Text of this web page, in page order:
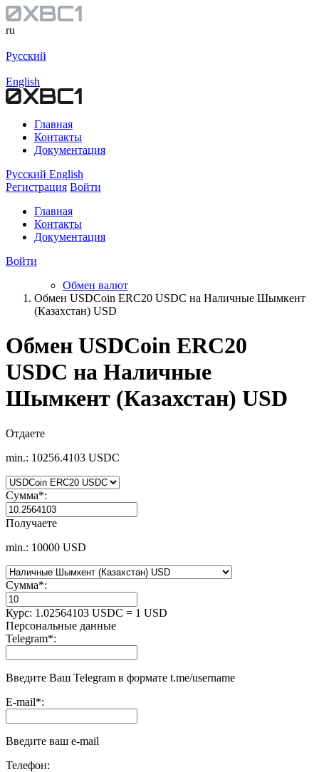
ru
Русский
English
Главная
Контакты
Документация
Русский English
Регистрация Войти
Главная
Контакты
Документация
Войти
Обмен валют
Обмен USDCoin ERC20 USDC на Наличные Шымкент
(Казахстан) USD
Обмен USDCoin ERC20
USDC на Наличные
Шымкент (Казахстан) USD
Отдаете
min.: 10256.4103 USDC
Сумма*:
Получаете
min.: 10000 USD
Сумма*:
Курс: 1.02564103 USDC = 1 USD
Персональные данные
Telegram*:
Введите Ваш Telegram в формате t.me/username
E-mail*:
Введите ваш e-mail
Телефон: